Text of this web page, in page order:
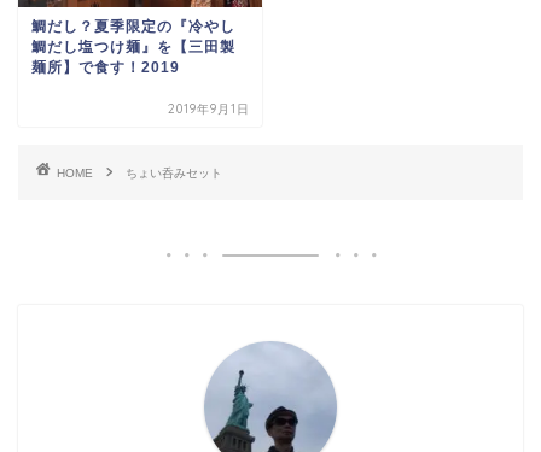
鯛だし？夏季限定の『冷やし
鯛だし塩つけ麺』を【三田製
麺所】で食す！2019
2019年9月1日
HOME ちょい呑みセット